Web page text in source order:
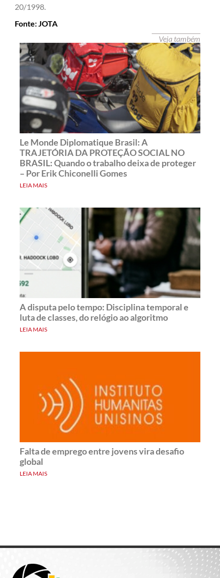
20/1998.
Fonte: JOTA
Veja também
Le Monde Diplomatique Brasil: A
TRAJETÓRIA DA PROTEÇÃO SOCIAL NO
BRASIL: Quando o trabalho deixa de proteger
– Por Erik Chiconelli Gomes
LEIA MAIS
A disputa pelo tempo: Disciplina temporal e
luta de classes, do relógio ao algoritmo
LEIA MAIS
Falta de emprego entre jovens vira desafio
global
LEIA MAIS